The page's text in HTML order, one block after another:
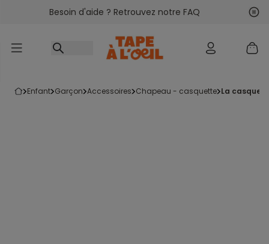
Accéder au contenu
Besoin d'aide ? Retrouvez notre FAQ
enfant garçon accessoires chapeau - casquette la